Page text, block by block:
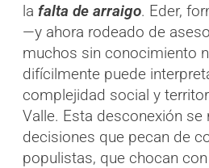
la falta de arraigo. Eder,
—y ahora rodeado de
muchos sin conocimiento
difícilmente puede
complejidad social y
Valle. Esta desconexión se
decisiones que pecan de
populistas, que chocan